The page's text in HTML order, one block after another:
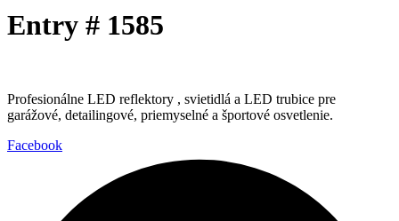
Entry # 1585
Profesionálne LED reflektory , svietidlá a LED trubice pre
garážové, detailingové, priemyselné a športové osvetlenie.
Facebook